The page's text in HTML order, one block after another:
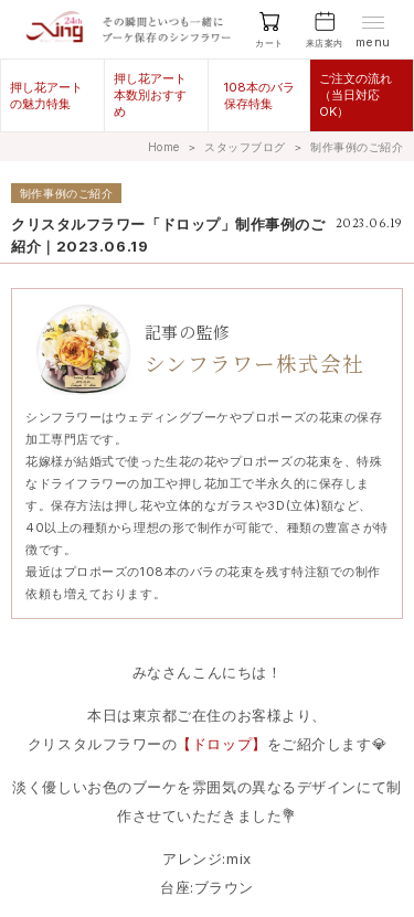
カート 来店案内 menu
押し花アート
の魅力特集
押し花アート
本数別おすす
め
108本のバラ
保存特集
ご注文の流れ
（当日対応
OK）
Home ＞ スタッフブログ ＞ 制作事例のご紹介
制作事例のご紹介
2023.06.19
クリスタルフラワー「ドロップ」制作事例のご
紹介｜2023.06.19
記事の監修
シンフラワー株式会社
シンフラワーはウェディングブーケやプロポーズの花束の保存
加工専門店です。
花嫁様が結婚式で使った生花の花やプロポーズの花束を、特殊
なドライフラワーの加工や押し花加工で半永久的に保存しま
す。保存方法は押し花や立体的なガラスや3D(立体)額など、
40以上の種類から理想の形で制作が可能で、種類の豊富さが特
徴です。
最近はプロポーズの108本のバラの花束を残す特注額での制作
依頼も増えております。
みなさんこんにちは！
本日は東京都ご在住のお客様より、
クリスタルフラワーの 【ドロップ】 をご紹介します💎
淡く優しいお色のブーケを雰囲気の異なるデザインにて制
作させていただきました💐
アレンジ:mix
台座:ブラウン